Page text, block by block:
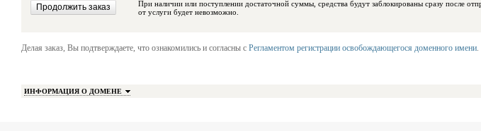
При наличии или поступлении достаточной суммы, средства будут заблокированы сразу после отправки заказа. После блокировки
от услуги будет невозможно.
Делая заказ, Вы подтверждаете, что ознакомились и согласны с Регламентом регистрации освобождающегося доменного имени.
ИНФОРМАЦИЯ О ДОМЕНЕ